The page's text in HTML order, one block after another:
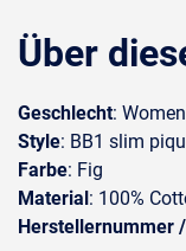
Über
Geschlecht: Women
Style: BB1 slim
Farbe: Fig
Material: 100%
Herstellernummer